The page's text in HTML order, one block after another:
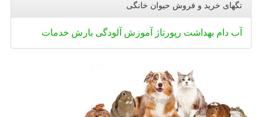
تگهای خرید و فروش حیوان خانگی
آب دام بهداشت رپورتاژ آموزش آلودگی بارش خدمات